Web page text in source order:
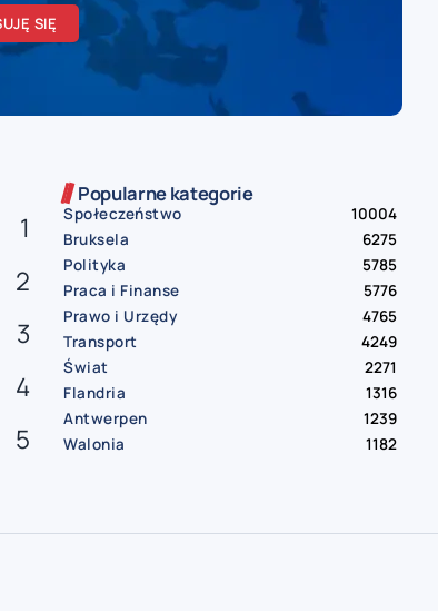
SIĘ
Popularne kategorie
Społeczeństwo
10004
Bruksela
6275
Polityka
5785
Praca i Finanse
5776
Prawo i Urzędy
4765
Transport
4249
Świat
2271
Flandria
1316
Antwerpen
1239
Walonia
1182